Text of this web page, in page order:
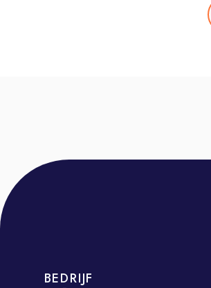
opgroeien zelf is ook niet altijd
consultatiebureau, in de klas en
Wat ga je doen?
BEDRIJF